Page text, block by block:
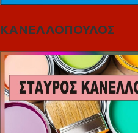
ΚΑΝΕΛΛΟΠΟΥΛΟΣ